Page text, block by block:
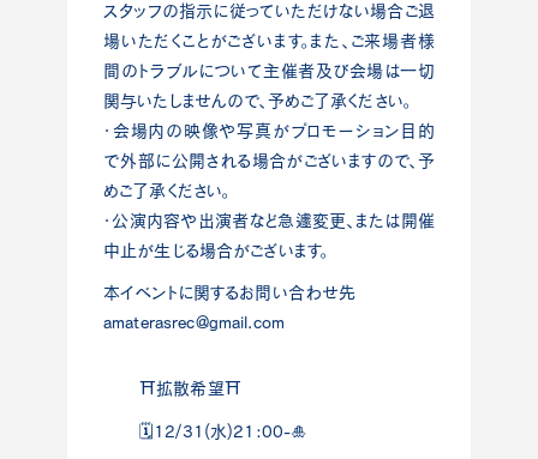
スタッフの指示に従っていただけない場合ご退
場いただくことがございます。また、ご来場者様
間のトラブルについて主催者及び会場は一切
関与いたしませんので、予めご了承ください。
・会場内の映像や写真がプロモーション目的
で外部に公開される場合がございますので、予
めご了承ください。
・公演内容や出演者など急遽変更、または開催
中止が生じる場合がございます。
本イベントに関するお問い合わせ先
amaterasrec@gmail.com
⛩拡散希望⛩
🗓️12/31(水)21:00-🎍